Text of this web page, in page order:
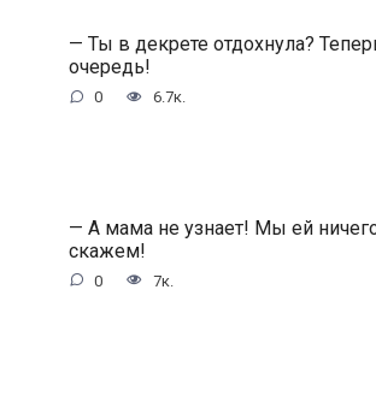
— Ты в декрете отдохнула?
очередь!
0 6.7к.
— А мама не узнает! Мы ей
скажем!
0 7к.